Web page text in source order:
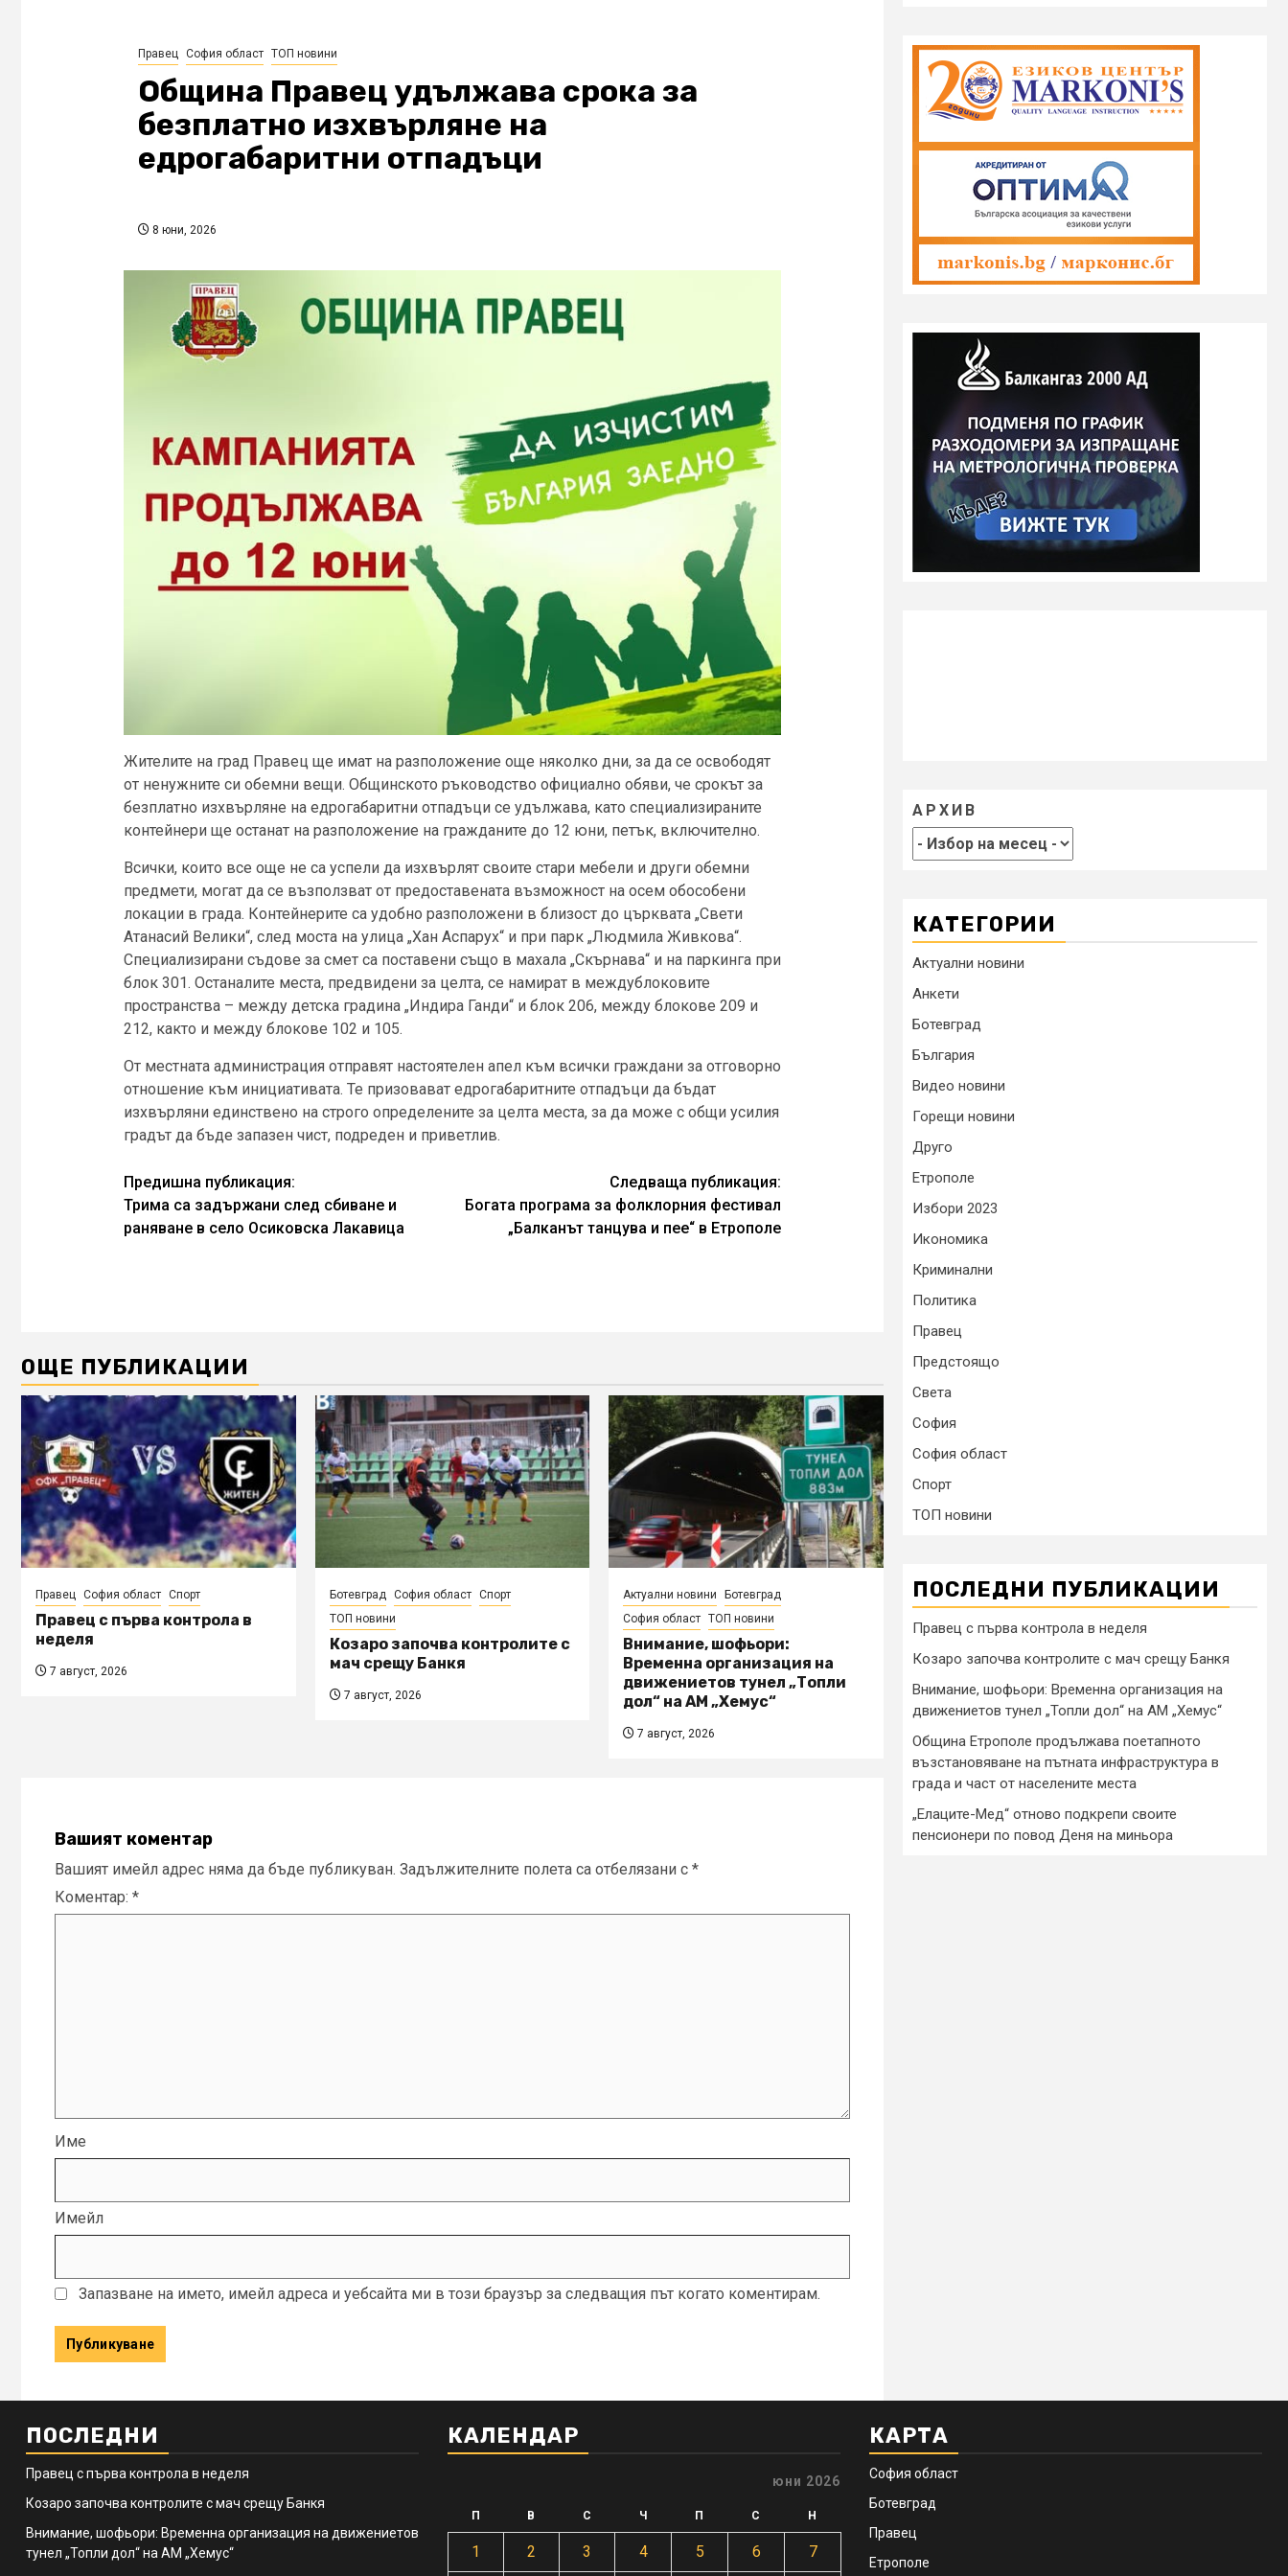
Правец София област ТОП новини
Община Правец удължава срока за
безплатно изхвърляне на
едрогабаритни отпадъци
8 юни, 2026
Жителите на град Правец ще имат на разположение още няколко дни, за да се освободят
от ненужните си обемни вещи. Общинското ръководство официално обяви, че срокът за
безплатно изхвърляне на едрогабаритни отпадъци се удължава, като специализираните
контейнери ще останат на разположение на гражданите до 12 юни, петък, включително.
Всички, които все още не са успели да изхвърлят своите стари мебели и други обемни
предмети, могат да се възползват от предоставената възможност на осем обособени
локации в града. Контейнерите са удобно разположени в близост до църквата „Свети
Атанасий Велики“, след моста на улица „Хан Аспарух“ и при парк „Людмила Живкова“.
Специализирани съдове за смет са поставени също в махала „Скърнава“ и на паркинга при
блок 301. Останалите места, предвидени за целта, се намират в междублоковите
пространства – между детска градина „Индира Ганди“ и блок 206, между блокове 209 и
212, както и между блокове 102 и 105.
От местната администрация отправят настоятелен апел към всички граждани за отговорно
отношение към инициативата. Те призовават едрогабаритните отпадъци да бъдат
изхвърляни единствено на строго определените за целта места, за да може с общи усилия
градът да бъде запазен чист, подреден и приветлив.
Continue
Reading
Предишна публикация:
Трима са задържани след сбиване и
раняване в село Осиковска Лакавица
Следваща публикация:
Богата програма за фолклорния фестивал
„Балканът танцува и пее“ в Етрополе
ОЩЕ ПУБЛИКАЦИИ
Правец София област Спорт
Правец с първа контрола в
неделя
7 август, 2026
Ботевград София област Спорт
ТОП новини
Козаро започва контролите с
мач срещу Банкя
7 август, 2026
Актуални новини
Ботевград
София област ТОП новини
Внимание, шофьори:
Временна организация на
движениетов тунел „Топли
дол“ на АМ „Хемус“
7 август, 2026
Вашият коментар
Вашият имейл адрес няма да бъде публикуван. Задължителните полета са отбелязани с *
Коментар: *
Име
Имейл
Запазване на името, имейл адреса и уебсайта ми в този браузър за следващия път когато коментирам.
АРХИВ
КАТЕГОРИИ
Актуални новини
Анкети
Ботевград
България
Видео новини
Горещи новини
Друго
Етрополе
Избори 2023
Икономика
Криминални
Политика
Правец
Предстоящо
Света
София
София област
Спорт
ТОП новини
ПОСЛЕДНИ ПУБЛИКАЦИИ
Правец с първа контрола в неделя
Козаро започва контролите с мач срещу Банкя
Внимание, шофьори: Временна организация на
движениетов тунел „Топли дол“ на АМ „Хемус“
Община Етрополе продължава поетапното
възстановяване на пътната инфраструктура в
града и част от населените места
„Елаците-Мед“ отново подкрепи своите
пенсионери по повод Деня на миньора
ПОСЛЕДНИ
Правец с първа контрола в неделя
Козаро започва контролите с мач срещу Банкя
Внимание, шофьори: Временна организация на движениетов
тунел „Топли дол“ на АМ „Хемус“
КАЛЕНДАР
юни 2026
П В С Ч П С Н
1 2 3 4 5 6 7
КАРТА
София област
Ботевград
Правец
Етрополе